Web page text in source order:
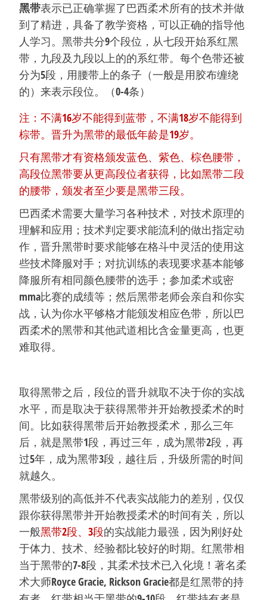
黑带表示已正确掌握了巴西柔术所有的技术并做
到了精进，具备了教学资格，可以正确的指导他
人学习。黑带共分9个段位，从七段开始系红黑
带，九段及九段以上的的系红带。每个色带还被
分为5段，用腰带上的条子（一般是用胶布缠绕
的）来表示段位。（0-4条）
注：不满16岁不能得到蓝带，不满18岁不能得到
棕带。晋升为黑带的最低年龄是19岁。
只有黑带才有资格颁发蓝色、紫色、棕色腰带，
高段位黑带要从更高段位者获得，比如黑带二段
的腰带，颁发者至少要是黑带三段。
巴西柔术需要大量学习各种技术，对技术原理的
理解和应用；技术判定要求能流利的做出指定动
作，晋升黑带时要求能够在格斗中灵活的使用这
些技术降服对手；对抗训练的表现要求基本能够
降服所有相同颜色腰带的选手；参加柔术或密
mma比赛的成绩等；然后黑带老师会亲自和你实
战，认为你水平够格才能颁发相应色带，所以巴
西柔术的黑带和其他武道相比含金量更高，也更
难取得。
取得黑带之后，段位的晋升就取不决于你的实战
水平，而是取决于获得黑带并开始教授柔术的时
间。比如获得黑带后开始教授柔术，那么三年
后，就是黑带1段，再过三年，成为黑带2段，再
过5年，成为黑带3段，越往后，升级所需的时间
就越久。
黑带级别的高低并不代表实战能力的差别，仅仅
跟你获得黑带并开始教授柔术的时间有关，所以
一般黑带2段、3段的实战能力最强，因为刚好处
于体力、技术、经验都比较好的时期。红黑带相
当于黑带的7-8段，其柔术技术已入化境！著名柔
术大师Royce Gracie, Rickson Gracie都是红黑带的持